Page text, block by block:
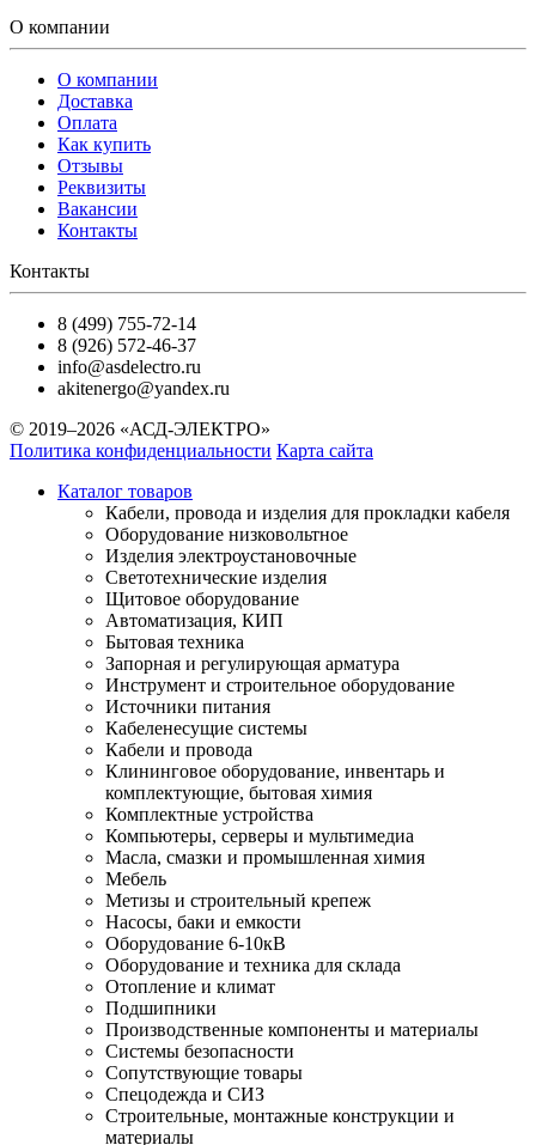
О компании
О компании
Доставка
Оплата
Как купить
Отзывы
Реквизиты
Вакансии
Контакты
Контакты
8 (499) 755-72-14
8 (926) 572-46-37
info@asdelectro.ru
akitenergo@yandex.ru
© 2019–2026 «АСД-ЭЛЕКТРО»
Политика конфиденциальности Карта сайта
Каталог товаров
Кабели, провода и изделия для прокладки кабеля
Оборудование низковольтное
Изделия электроустановочные
Светотехнические изделия
Щитовое оборудование
Автоматизация, КИП
Бытовая техника
Запорная и регулирующая арматура
Инструмент и строительное оборудование
Источники питания
Кабеленесущие системы
Кабели и провода
Клининговое оборудование, инвентарь и
комплектующие, бытовая химия
Комплектные устройства
Компьютеры, серверы и мультимедиа
Масла, смазки и промышленная химия
Мебель
Метизы и строительный крепеж
Насосы, баки и емкости
Оборудование 6-10кВ
Оборудование и техника для склада
Отопление и климат
Подшипники
Производственные компоненты и материалы
Системы безопасности
Сопутствующие товары
Спецодежда и СИЗ
Строительные, монтажные конструкции и
материалы